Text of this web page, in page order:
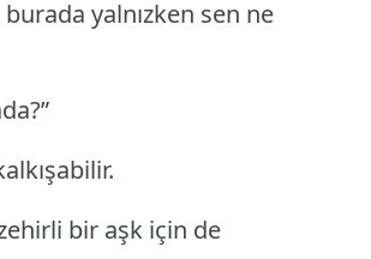
burada yalnızken sen ne
bir aşk için de